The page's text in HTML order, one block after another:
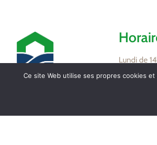
Lundi de
Mardi de
Ce site Web utilise ses propres cookies